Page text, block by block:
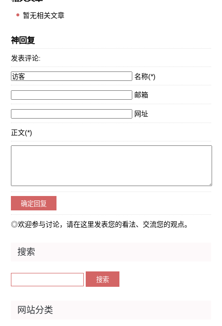
暂无相关文章
神回复
发表评论:
名称(*)
邮箱
网址
正文(*)
◎欢迎参与讨论，请在这里发表您的看法、交流您的观点。
搜索
网站分类